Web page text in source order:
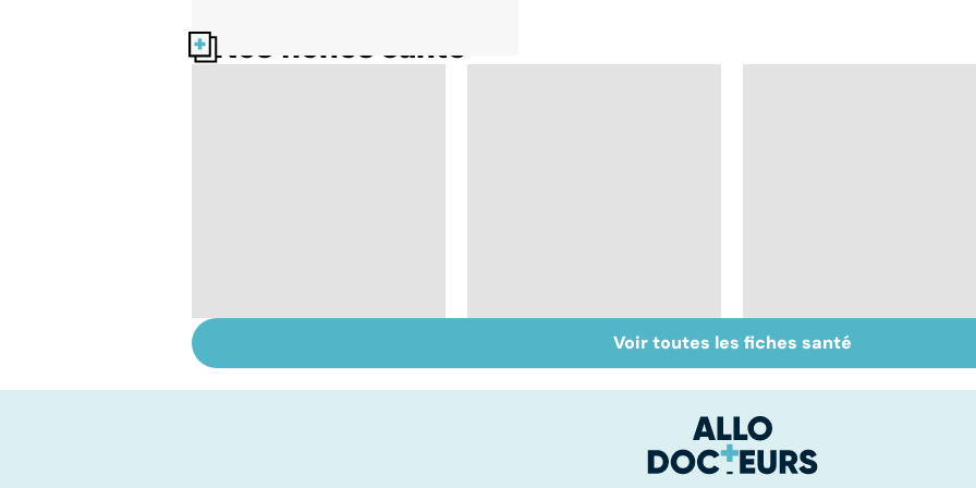
Nos fiches santé
passage à l'acte
Un rhume, ça se
soigne ?
Le choix du cartable
et des fournitures
Voir toutes les fiches santé